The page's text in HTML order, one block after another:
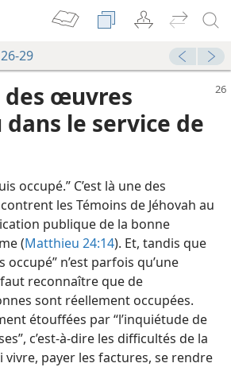
29
des œuvres
le service de
occupé.” C’est là une des
les Témoins de Jéhovah au
publique de la bonne
(Matthieu 24:14). Et, tandis que
occupé” n’est parfois qu’une
reconnaître que de
sont réellement occupées.
étouffées par “l’inquiétude de
c’est-à-dire les difficultés de la
vivre, payer les factures, se rendre